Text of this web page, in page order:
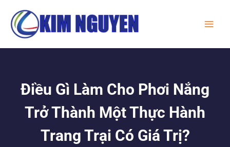
content
Điều Gì Làm Cho Phơi Nắng
Trở Thành Một Thực Hành
Trang Trại Có Giá Trị?